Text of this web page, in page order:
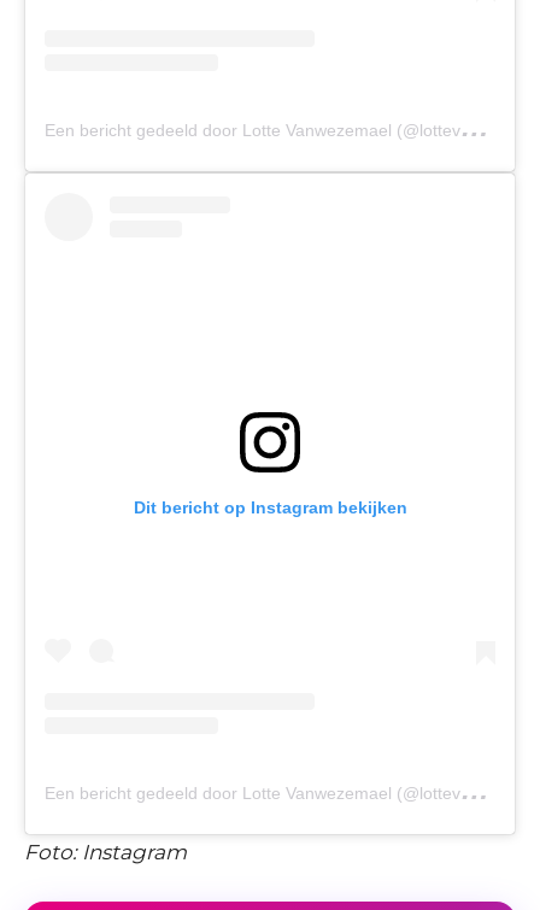
E
en bericht gedeeld door Lotte Vanwezemael (@lottevanwezemael)
Dit bericht op Instagram bekijken
E
en bericht gedeeld door Lotte Vanwezemael (@lottevanwezemael)
Foto: Instagram